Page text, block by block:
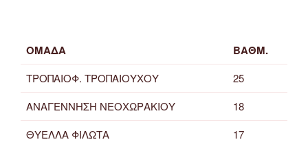
ΟΜΑΔΑ ΒΑΘΜ.
ΤΡΟΠΑΙΟΦ. ΤΡΟΠΑΙΟΥΧΟΥ
25
ΑΝΑΓΕΝΝΗΣΗ ΝΕΟΧΩΡΑΚΙΟΥ
18
ΘΥΕΛΛΑ ΦΙΛΩΤΑ
17